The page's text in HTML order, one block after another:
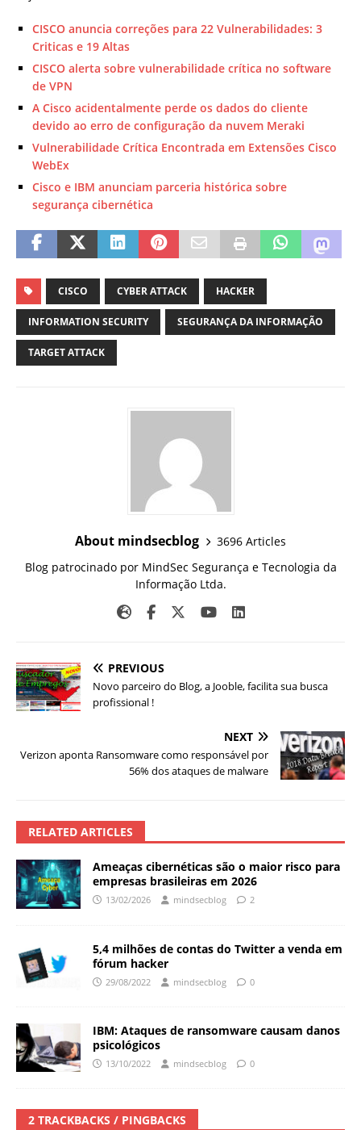
CISCO anuncia correções para 22 Vulnerabilidades: 3
Criticas e 19 Altas
CISCO alerta sobre vulnerabilidade crítica no software
de VPN
A Cisco acidentalmente perde os dados do cliente
devido ao erro de configuração da nuvem Meraki
Vulnerabilidade Crítica Encontrada em Extensões Cisco
WebEx
Cisco e IBM anunciam parceria histórica sobre
segurança cibernética
CISCO CYBER ATTACK HACKER
INFORMATION SECURITY SEGURANÇA DA INFORMAÇÃO
TARGET ATTACK
About mindsecblog
3696 Articles
Blog patrocinado por MindSec Segurança e Tecnologia da
Informação Ltda.
PREVIOUS
Novo parceiro do Blog, a Jooble, facilita sua busca
profissional !
NEXT
Verizon aponta Ransomware como responsável por
56% dos ataques de malware
RELATED ARTICLES
Ameaças cibernéticas são o maior risco para
empresas brasileiras em 2026
13/02/2026 mindsecblog 2
5,4 milhões de contas do Twitter a venda em
fórum hacker
29/08/2022 mindsecblog 0
IBM: Ataques de ransomware causam danos
psicológicos
13/10/2022 mindsecblog 0
2 TRACKBACKS / PINGBACKS